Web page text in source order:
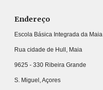
Endereço
Escola Básica Integrada da Maia
Rua cidade de Hull, Maia
9625 - 330 Ribeira Grande
S. Miguel, Açores